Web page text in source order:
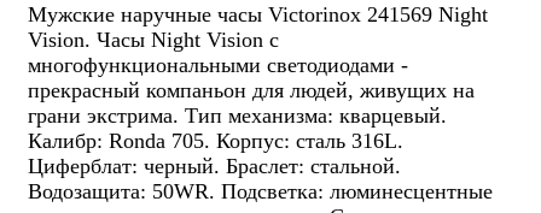
Мужские наручные часы Victorinox 241569 Night
Vision. Часы Night Vision с
многофункциональными светодиодами -
прекрасный компаньон для людей, живущих на
грани экстрима. Тип механизма: кварцевый.
Калибр: Ronda 705. Корпус: сталь 316L.
Циферблат: черный. Браслет: стальной.
Водозащита: 50WR. Подсветка: люминесцентные